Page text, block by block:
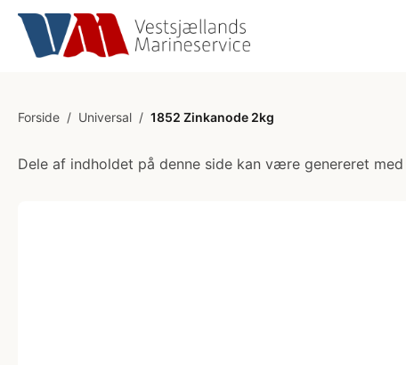
Forside / Universal / 1852 Zinkanode 2kg
Dele af indholdet på denne side kan være genereret